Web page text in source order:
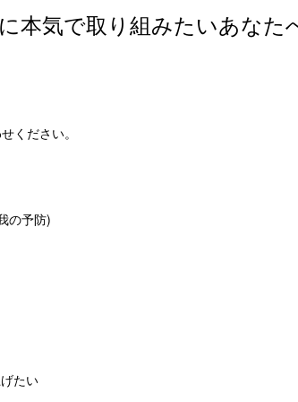
本気で取り組みたいあなた
ください。
の予防)
たい